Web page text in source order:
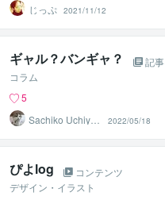
じっぷ 2021/11/12
ギャル？バンギャ？
記事
コラム
5
Sachiko Uchiya
2022/05/18
ぴよlog
コンテンツ
デザイン・イラスト